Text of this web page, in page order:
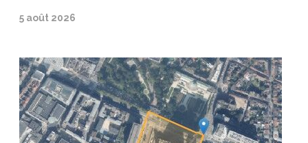
5 août 2026